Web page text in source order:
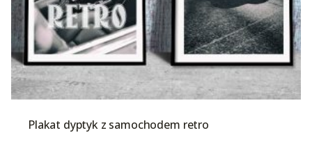
Plakat dyptyk z samochodem retro